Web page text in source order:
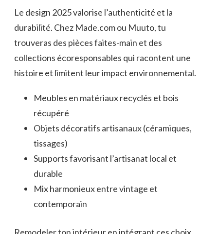
Le design 2025 valorise l’authenticité et la
durabilité. Chez Made.com ou Muuto, tu
trouveras des pièces faites-main et des
collections écoresponsables qui racontent une
histoire et limitent leur impact environnemental.
Meubles en matériaux recyclés et bois
récupéré
Objets décoratifs artisanaux (céramiques,
tissages)
Supports favorisant l’artisanat local et
durable
Mix harmonieux entre vintage et
contemporain